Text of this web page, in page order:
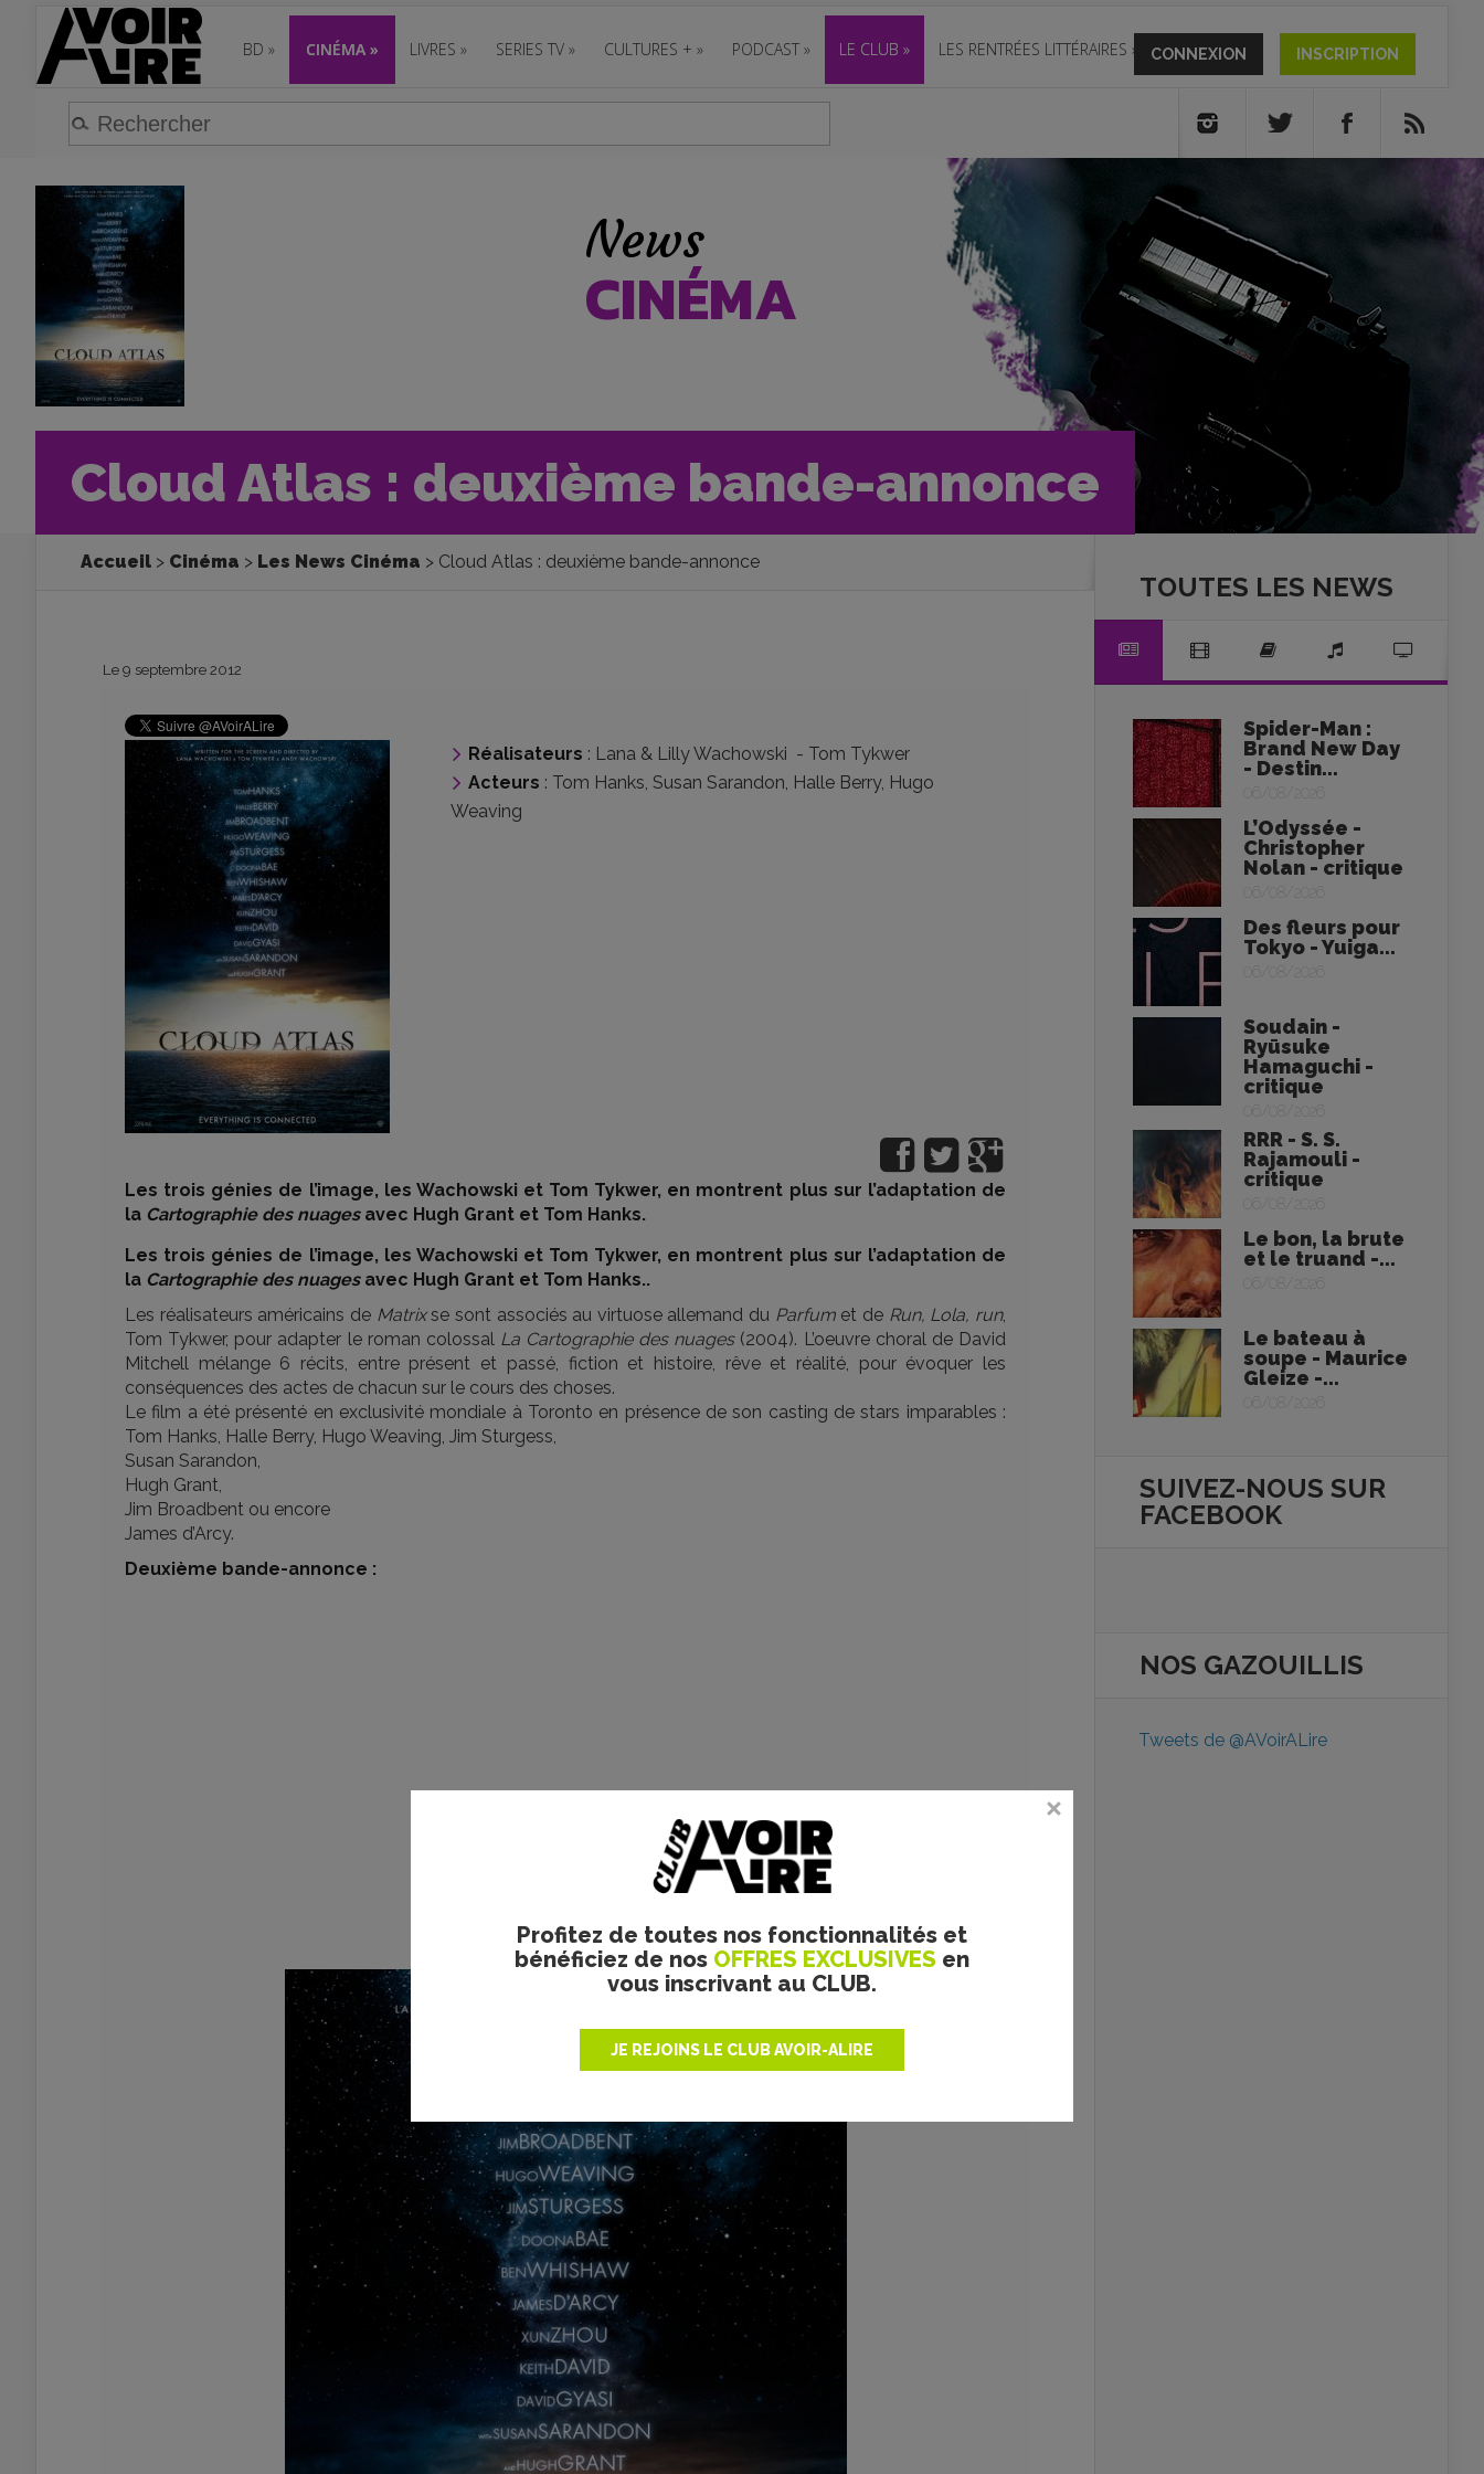
BD » CINÉMA » LIVRES » SERIES TV » CULTURES + » PODCAST » LE CLUB » LES RENTRÉES LITTÉRAIRES » CONNEXION INSCRIPTION
Profitez de toutes nos fonctionnalités et
bénéficiez de nos OFFRES EXCLUSIVES en
vous inscrivant au CLUB.
JE REJOINS LE CLUB AVOIR-ALIRE
News
CINÉMA
Cloud Atlas : deuxième bande-annonce
Accueil Cinéma Les News Cinéma Cloud Atlas : deuxième bande-annonce
Le 9 septembre 2012
Réalisateurs : Lana & Lilly Wachowski - Tom Tykwer
Acteurs : Tom Hanks, Susan Sarandon, Halle Berry, Hugo
Weaving
Les trois génies de l’image, les Wachowski et Tom Tykwer, en montrent plus sur l’adaptation de
la Cartographie des nuagesavec Hugh Grant et Tom Hanks.
Les trois génies de l’image, les Wachowski et Tom Tykwer, en montrent plus sur l’adaptation de
la Cartographie des nuagesavec Hugh Grant et Tom Hanks..
Les réalisateurs américains de Matrixse sont associés au virtuose allemand du Parfumet de Run, Lola, run,
Tom Tykwer, pour adapter le roman colossal La Cartographie des nuages(2004). L’oeuvre choral de David
Mitchell mélange 6 récits, entre présent et passé, fiction et histoire, rêve et réalité, pour évoquer les
conséquences des actes de chacun sur le cours des choses.
Le film a été présenté en exclusivité mondiale à Toronto en présence de son casting de stars imparables :
Tom Hanks, Halle Berry, Hugo Weaving, Jim Sturgess,
Susan Sarandon,
Hugh Grant,
Jim Broadbent ou encore
James d’Arcy.
Deuxième bande-annonce :
TOUTES LES NEWS
Spider-Man :
Brand New Day
- Destin...
06/08/2026
L’Odyssée -
Christopher
Nolan - critique
06/08/2026
Des fleurs pour
Tokyo - Yuiga...
06/08/2026
Soudain -
Ryūsuke
Hamaguchi -
critique
06/08/2026
RRR - S. S.
Rajamouli -
critique
06/08/2026
Le bon, la brute
et le truand -...
06/08/2026
Le bateau à
soupe - Maurice
Gleize -...
06/08/2026
SUIVEZ-NOUS SUR
FACEBOOK
NOS GAZOUILLIS
Tweets de @AVoirALire